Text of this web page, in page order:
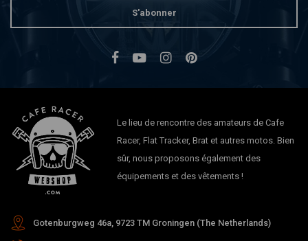
S'abonner
Le lieu de rencontre des amateurs de Cafe
Racer, Flat Tracker, Brat et autres motos. Bien
sûr, nous proposons également des
équipements et des vêtements !
Gotenburgweg 46a, 9723 TM Groningen (The Netherlands)